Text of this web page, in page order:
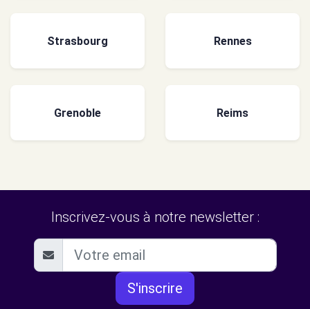
Strasbourg Rennes
Grenoble Reims
Inscrivez-vous à notre newsletter :
S'inscrire